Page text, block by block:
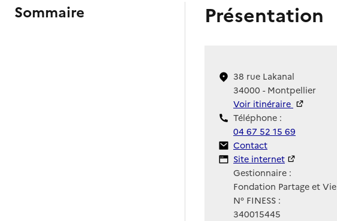
Sommaire Présentation
38 rue Lakanal
34000 - Montpellier
Voir itinéraire
Téléphone :
04 67 52 15 69
Contact
Contact
Site Internet
Site internet
Gestionnaire :
Fondation Partage et Vie
N° FINESS :
340015445